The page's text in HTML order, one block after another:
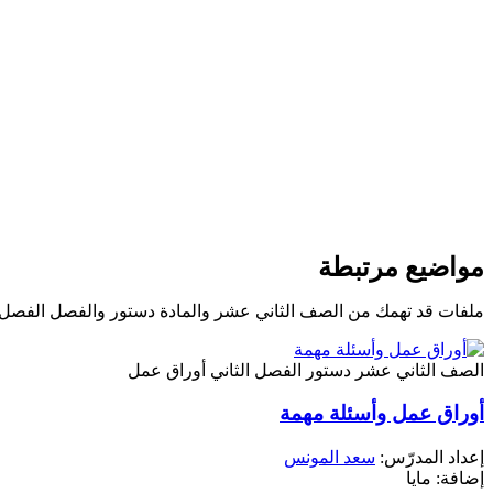
مواضيع مرتبطة
ملفات قد تهمك من الصف الثاني عشر والمادة دستور والفصل الفصل
الصف الثاني عشر دستور الفصل الثاني أوراق عمل
أوراق عمل وأسئلة مهمة
إعداد المدرّس: سعد المونس
إضافة: مايا